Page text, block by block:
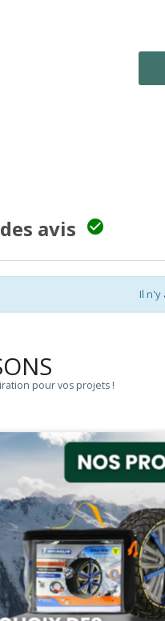
avis 
Il n'y
pour vos projets !